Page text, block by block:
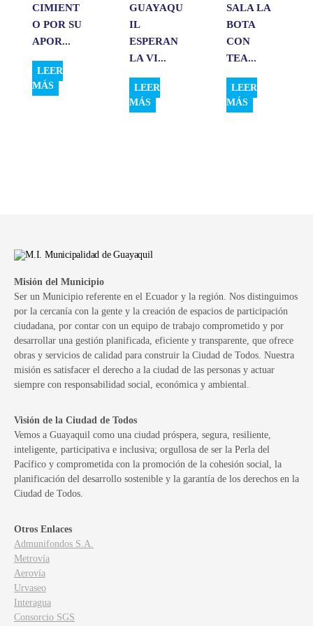
CIMIENT
O POR SU
APOR...
LEER
MÁS
GUAYAQU
IL
ESPERAN
LA VI...
LEER
MÁS
SALA LA
BOTA
CON
TEA...
LEER
MÁS
Misión del Municipio
Ser un Municipio referente en el Ecuador y la región. Nos distinguimos
por la cercanía con la gente y la creación de espacios de participación
ciudadana, por contar con un equipo de trabajo comprometido y por
desarrollar una gestión planificada, eficiente y transparente, que ofrece
obras y servicios de calidad para construir la Ciudad de Todos. Nuestra
misión es satisfacer el derecho a la ciudad de las personas y actuar
siempre con responsabilidad social, económica y ambiental.
Visión de la Ciudad de Todos
Vemos a Guayaquil como una ciudad próspera, segura, resiliente,
inteligente, participativa e inclusiva; orgullosa de ser la Perla del
Pacífico y comprometida con la promoción de la cohesión social, la
planificación del desarrollo sostenible y la garantía de los derechos en la
Ciudad de Todos.
Otros Enlaces
Admunifondos S.A.
Metrovía
Aerovía
Urvaseo
Interagua
Consorcio SGS